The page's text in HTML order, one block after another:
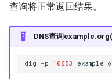
查询将正常返回结果。
DNS查询
dig -p 10053